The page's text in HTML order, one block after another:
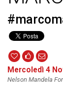
Mercoledì 4
Nelson Mandela